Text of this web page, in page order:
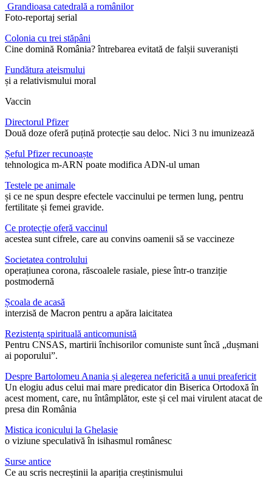
Grandioasa catedrală a românilor
Foto-reportaj serial
Colonia cu trei stăpâni
Cine domină România? întrebarea evitată de falșii suveraniști
Fundătura ateismului
și a relativismului moral
Vaccin
Directorul Pfizer
Două doze oferă puțină protecție sau deloc. Nici 3 nu imunizează
Șeful Pfizer recunoaște
tehnologica m-ARN poate modifica ADN-ul uman
Testele pe animale
și ce ne spun despre efectele vaccinului pe termen lung, pentru
fertilitate și femei gravide.
Ce protecție oferă vaccinul
acestea sunt cifrele, care au convins oamenii să se vaccineze
Societatea controlului
operațiunea corona, răscoalele rasiale, piese într-o tranziție
postmodernă
Școala de acasă
interzisă de Macron pentru a apăra laicitatea
Rezistența spirituală anticomunistă
Pentru CNSAS, martirii închisorilor comuniste sunt încă „dușmani
ai poporului”.
Despre Bartolomeu Anania și alegerea nefericită a unui preafericit
Un elogiu adus celui mai mare predicator din Biserica Ortodoxă în
acest moment, care, nu întâmplător, este și cel mai virulent atacat de
presa din România
Mistica iconicului la Ghelasie
o viziune speculativă în isihasmul românesc
Surse antice
Ce au scris necreștinii la apariția creștinismului